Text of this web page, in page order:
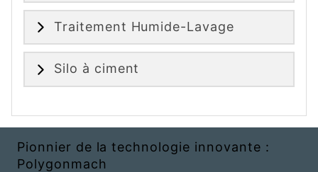
Traitement Humide-Lavage
Silo à ciment
Pionnier de la technologie innovante :
Polygonmach